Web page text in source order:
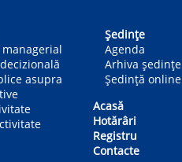
asupra
Ședințe
Agenda
Arhiva ședințe
Ședință online
Acasă
Hotărâri
Registru
Contacte